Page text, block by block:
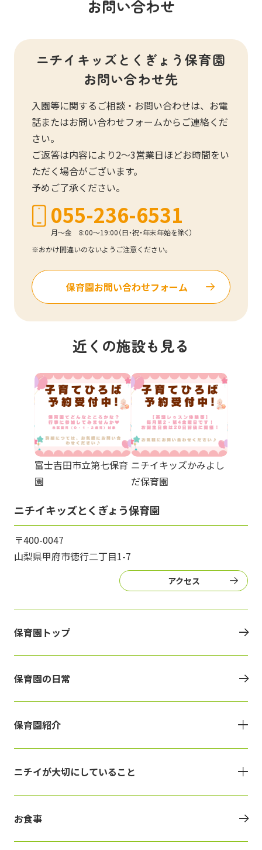
お問い合わせ
ニチイキッズとくぎょう保育園
お問い合わせ先
入園等に関するご相談・お問い合わせは、お電
話またはお問い合わせフォームからご連絡くだ
さい。
ご返答は内容により2～3営業日ほどお時間をい
ただく場合がございます。
予めご了承ください。
055-236-6531
月～金 8:00～19:00（日・祝・年末年始を除く）
おかけ間違いのないようご注意ください。
保育園お問い合わせフォーム
近くの施設も見る
富士吉田市立第七保育
園
ニチイキッズかみよし
だ保育園
ニチイキッズとくぎょう保育園
〒400-0047
山梨県甲府市徳行二丁目1-7
アクセス
保育園トップ
保育園の日常
保育園紹介
ニチイが大切にしていること
お食事